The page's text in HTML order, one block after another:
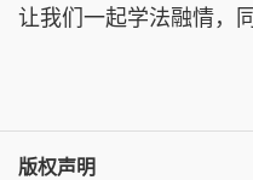
让我们一起学法融情，
版权声明